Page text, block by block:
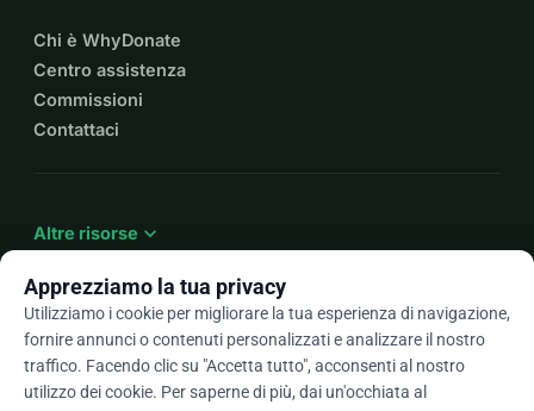
Chi è WhyDonate
Centro assistenza
Commissioni
Contattaci
Altre risorse expand_more
It arrow_drop_down
★★★★★4,9 / 5 basato su oltre 500 recensioni
Apprezziamo la tua privacy
Utilizziamo i cookie per migliorare la tua esperienza di navigazione,
fornire annunci o contenuti personalizzati e analizzare il nostro
traffico. Facendo clic su "Accetta tutto", acconsenti al nostro
utilizzo dei cookie. Per saperne di più, dai un'occhiata al